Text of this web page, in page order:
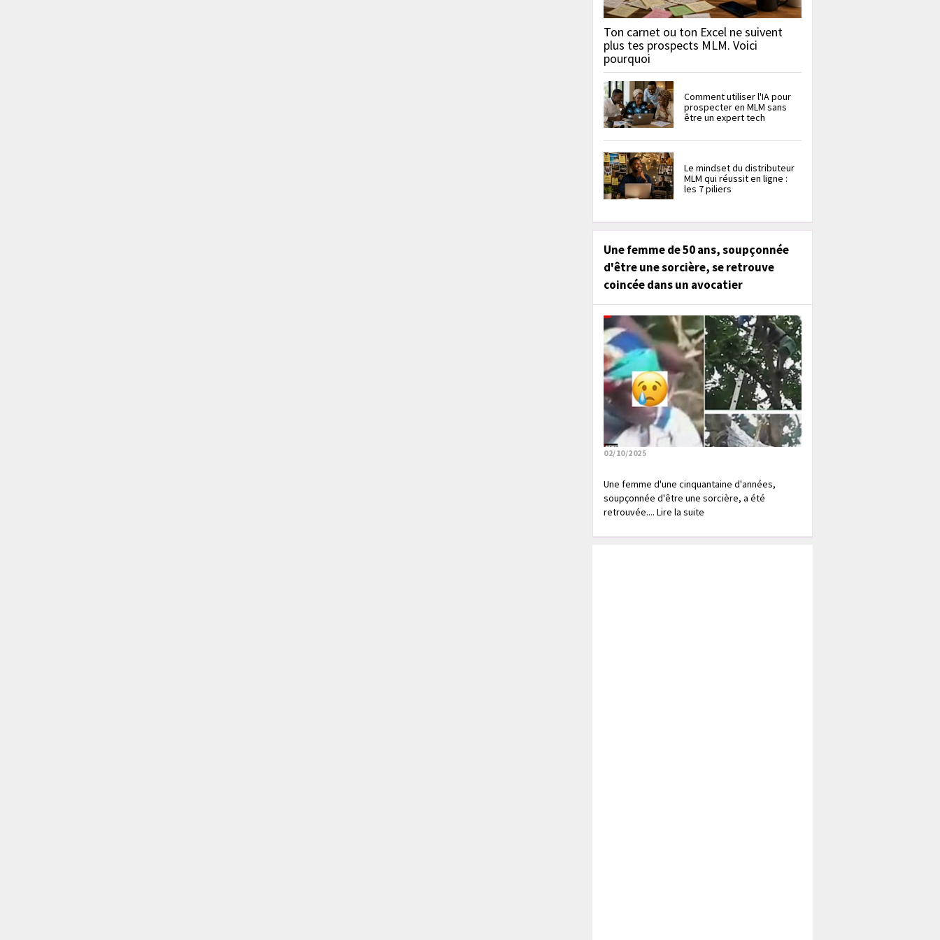
Ton carnet ou ton Excel ne suivent
plus tes prospects MLM. Voici
pourquoi
Comment utiliser l'IA pour
prospecter en MLM sans
être un expert tech
Le mindset du distributeur
MLM qui réussit en ligne :
les 7 piliers
Une femme de 50 ans, soupçonnée
d'être une sorcière, se retrouve
coincée dans un avocatier
02/10/2025
Une femme d'une cinquantaine d'années,
soupçonnée d'être une sorcière, a été
retrouvée.... Lire la suite